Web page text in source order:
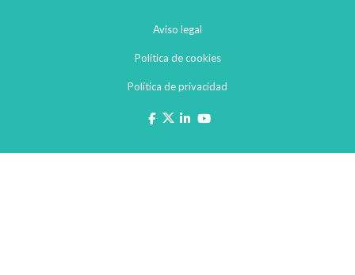
Aviso legal
Política de cookies
Política de privacidad